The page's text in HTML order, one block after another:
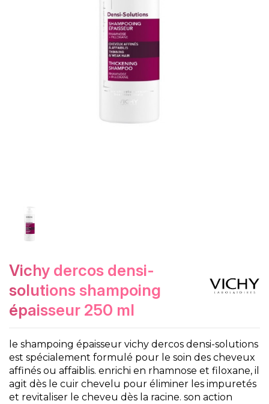
vichy dercos densi-
solutions shampoing
épaisseur 250 ml
le shampoing épaisseur vichy dercos densi-solutions
est spécialement formulé pour le soin des cheveux
affinés ou affaiblis. enrichi en rhamnose et filoxane, il
agit dès le cuir chevelu pour éliminer les impuretés
et revitaliser le cheveu dès la racine. son action